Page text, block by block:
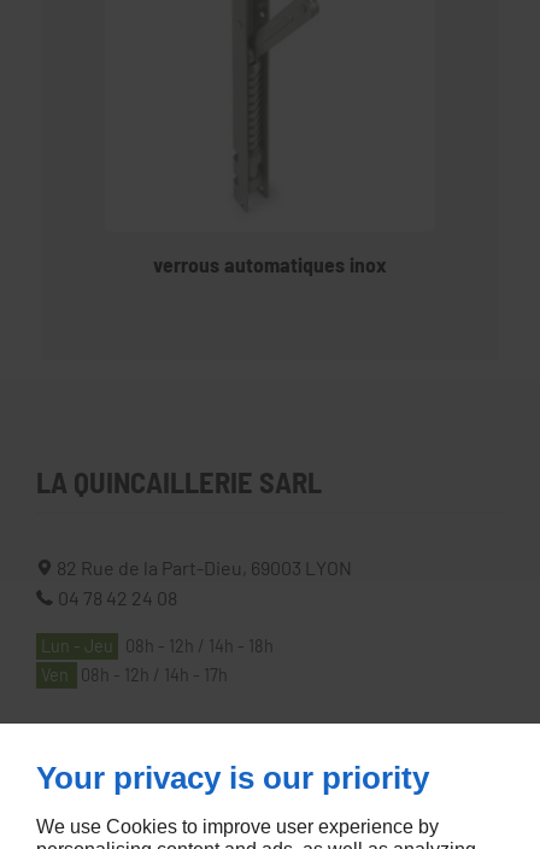
verrous automatiques inox
LA QUINCAILLERIE SARL
82 Rue de la Part-Dieu, 69003
LYON
04 78 42 24 08
Lun - Jeu
08h - 12h / 14h - 18h
Ven
08h - 12h / 14h - 17h
À PROPOS
Your privacy is our priority
We use Cookies to improve user experience by